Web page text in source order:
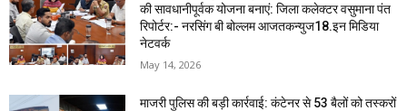
की सावधानीपूर्वक योजना बनाएं: जिला कलेक्टर वसुमाना पंत
रिपोर्टर:- नरसिंग बी बोल्लम आजतकन्युज18.इन मिडिया
नेटवर्क
May 14, 2026
माजरी पुलिस की बड़ी कार्रवाई: कंटेनर से 53 बैलों को तस्करों